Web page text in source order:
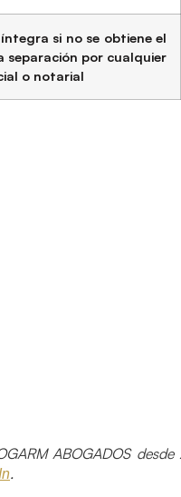
si no se obtiene el
separación por cualquier
o notarial
ABOGADOS
.